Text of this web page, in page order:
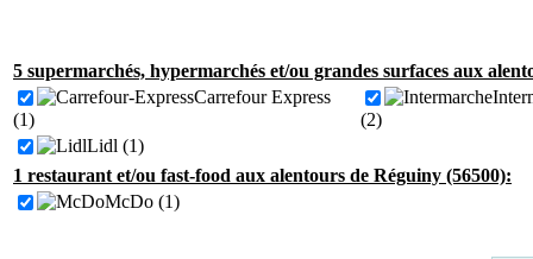
5 supermarchés, hypermarchés et/ou grandes surfaces aux
Carrefour Express
(1)
(2)
Lidl (1)
1 restaurant et/ou fast-food aux alentours de Réguiny (56500):
McDo (1)